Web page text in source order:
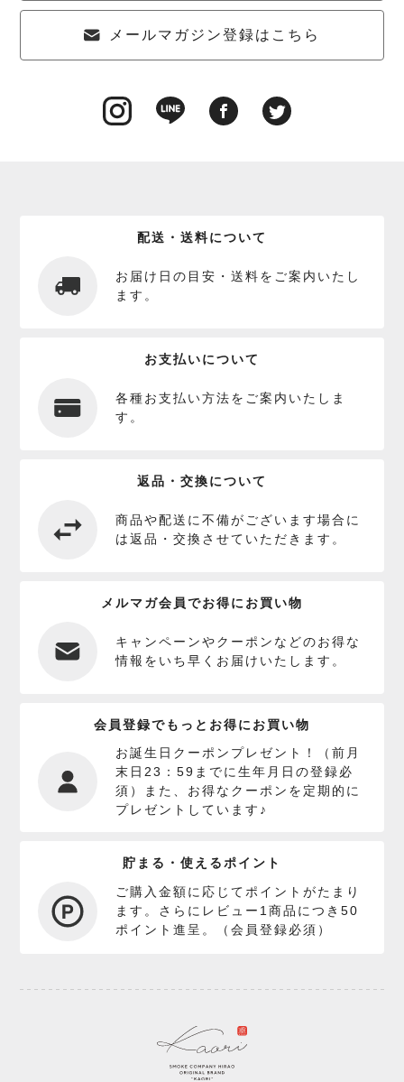
メールマガジン登録はこちら
配送・送料について
お届け日の目安・送料をご案内いたし
ます。
お支払いについて
各種お支払い方法をご案内いたしま
す。
返品・交換について
商品や配送に不備がございます場合に
は返品・交換させていただきます。
メルマガ会員でお得にお買い物
キャンペーンやクーポンなどのお得な
情報をいち早くお届けいたします。
会員登録でもっとお得にお買い物
お誕生日クーポンプレゼント！（前月
末日23：59までに生年月日の登録必
須）また、お得なクーポンを定期的に
プレゼントしています♪
貯まる・使えるポイント
ご購入金額に応じてポイントがたまり
ます。さらにレビュー1商品につき50
ポイント進呈。（会員登録必須）